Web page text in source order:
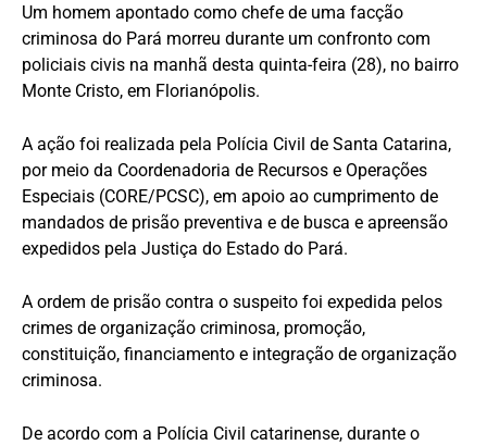
Um homem apontado como chefe de uma facção
criminosa do Pará morreu durante um confronto com
policiais civis na manhã desta quinta-feira (28), no bairro
Monte Cristo, em Florianópolis.
A ação foi realizada pela Polícia Civil de Santa Catarina,
por meio da Coordenadoria de Recursos e Operações
Especiais (CORE/PCSC), em apoio ao cumprimento de
mandados de prisão preventiva e de busca e apreensão
expedidos pela Justiça do Estado do Pará.
A ordem de prisão contra o suspeito foi expedida pelos
crimes de organização criminosa, promoção,
constituição, financiamento e integração de organização
criminosa.
De acordo com a Polícia Civil catarinense, durante o